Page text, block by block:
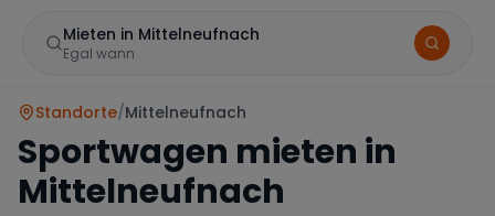
Mieten in Mittelneufnach
Egal wann
Standorte/Mittelneufnach
Sportwagen mieten in
Mittelneufnach